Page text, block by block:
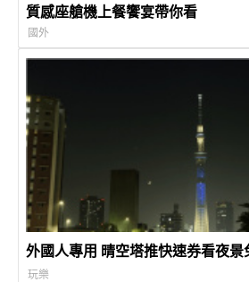
質感座艙機上餐饗宴帶你看
國外
外國人專用 晴空塔推快速券看夜景
玩樂